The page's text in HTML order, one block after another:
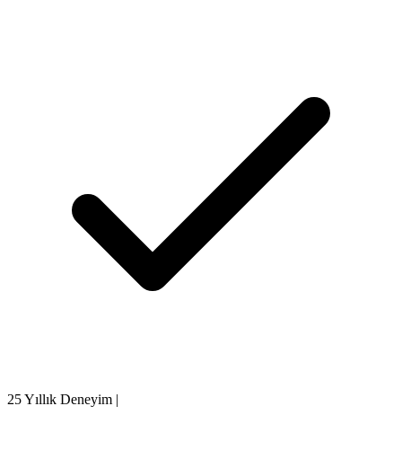
25 Yıllık Deneyim |